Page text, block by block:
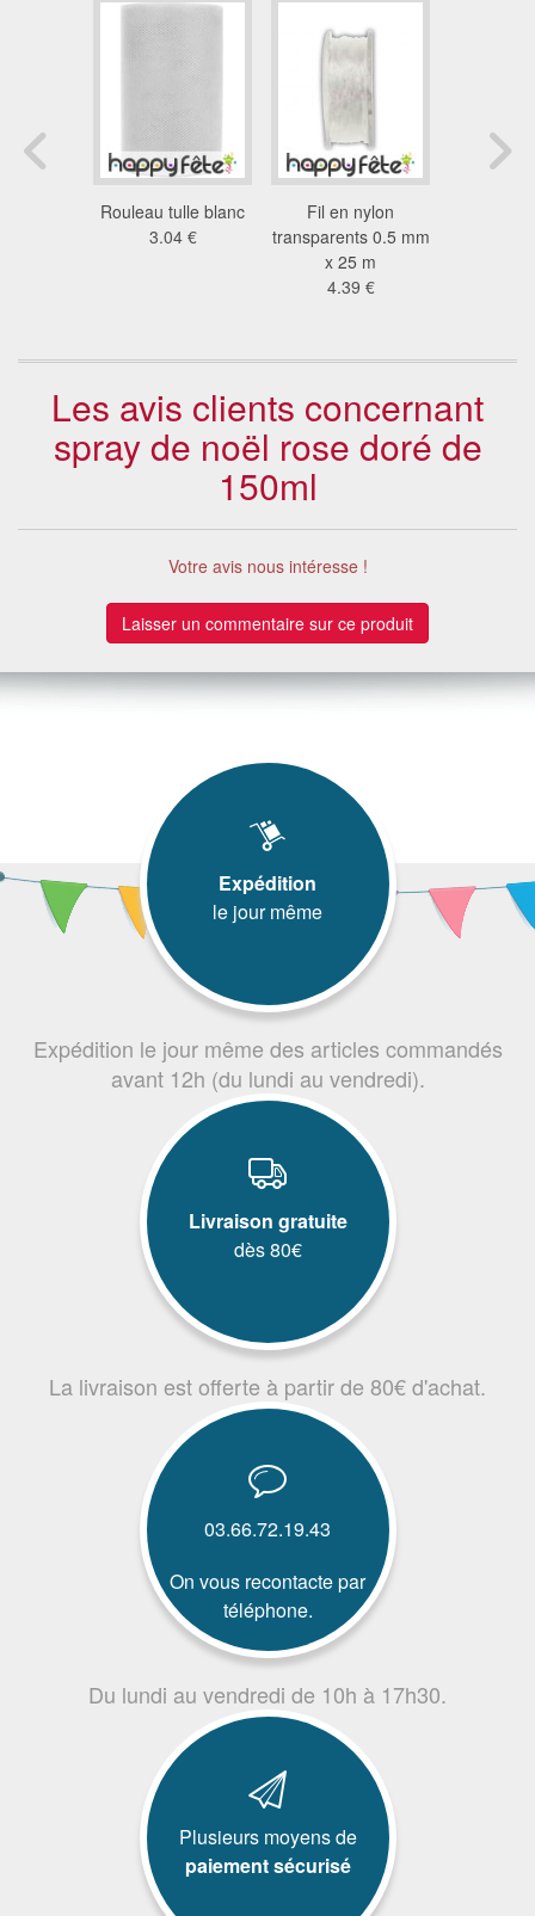
Rouleau tulle blanc
3.04 €
Fil en nylon
transparents 0.5 mm
x 25 m
4.39 €
Les avis clients concernant
spray de noël rose doré de
150ml
Votre avis nous intéresse !
Laisser un commentaire sur ce produit
Expédition
le jour même
Expédition le jour même des articles commandés
avant 12h (du lundi au vendredi).
Livraison gratuite
dès 80€
La livraison est offerte à partir de 80€ d'achat.
03.66.72.19.43
On vous recontacte par
téléphone.
Du lundi au vendredi de 10h à 17h30.
Plusieurs moyens de
paiement sécurisé